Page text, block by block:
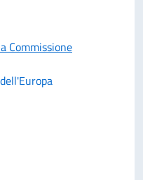
Commissione